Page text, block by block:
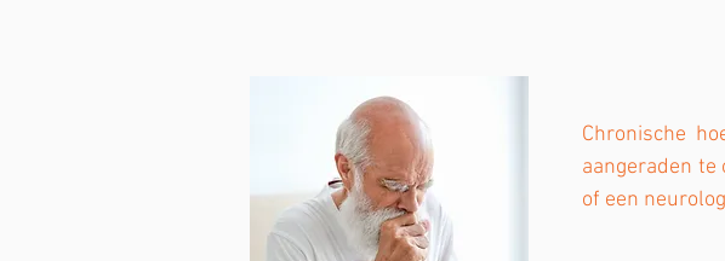
Chronische
aangeraden te
of een